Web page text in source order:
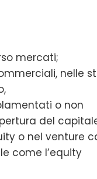
mercati;
nelle
o non
del
o nel venture
come l’equity